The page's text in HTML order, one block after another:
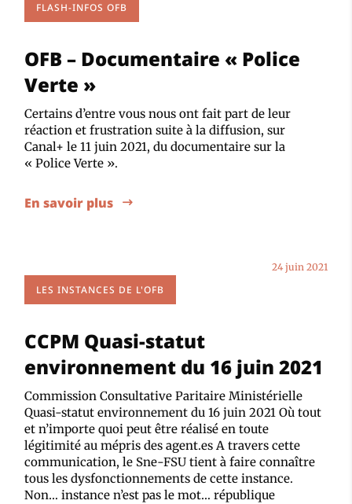
FLASH-INFOS OFB
OFB – Documentaire « Police
Verte »
Certains d’entre vous nous ont fait part de leur
réaction et frustration suite à la diffusion, sur
Canal+ le 11 juin 2021, du documentaire sur la
« Police Verte ».
En savoir plus
LES INSTANCES DE L'OFB
24 juin 2021
CCPM Quasi-statut
environnement du 16 juin 2021
Commission Consultative Paritaire Ministérielle
Quasi-statut environnement du 16 juin 2021 Où tout
et n’importe quoi peut être réalisé en toute
légitimité au mépris des agent.es A travers cette
communication, le Sne-FSU tient à faire connaître
tous les dysfonctionnements de cette instance.
Non… instance n’est pas le mot… république